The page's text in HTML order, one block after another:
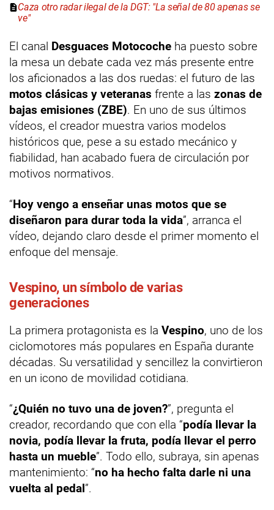
Caza otro radar ilegal de la DGT: "La señal de 80 apenas se
ve"
El canal Desguaces Motocoche ha puesto sobre
la mesa un debate cada vez más presente entre
los aficionados a las dos ruedas: el futuro de las
motos clásicas y veteranas frente a las zonas de
bajas emisiones (ZBE). En uno de sus últimos
vídeos, el creador muestra varios modelos
históricos que, pese a su estado mecánico y
fiabilidad, han acabado fuera de circulación por
motivos normativos.
“Hoy vengo a enseñar unas motos que se
diseñaron para durar toda la vida”, arranca el
vídeo, dejando claro desde el primer momento el
enfoque del mensaje.
Vespino, un símbolo de varias
generaciones
La primera protagonista es la Vespino, uno de los
ciclomotores más populares en España durante
décadas. Su versatilidad y sencillez la convirtieron
en un icono de movilidad cotidiana.
“¿Quién no tuvo una de joven?”, pregunta el
creador, recordando que con ella “podía llevar la
novia, podía llevar la fruta, podía llevar el perro
hasta un mueble”. Todo ello, subraya, sin apenas
mantenimiento: “no ha hecho falta darle ni una
vuelta al pedal”.